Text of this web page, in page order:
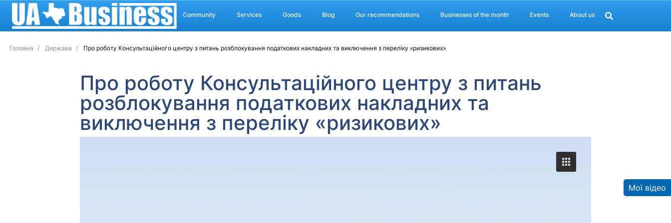
Community Services Goods Blog Our recommendations Businesses of the month Events About us
Головна Держава Про роботу Консультаційного центру з питань розблокування податкових накладних та виключення з переліку «ризикових»
Про роботу Консультаційного центру з питань
розблокування податкових накладних та
виключення з переліку «ризикових»
Мої відео